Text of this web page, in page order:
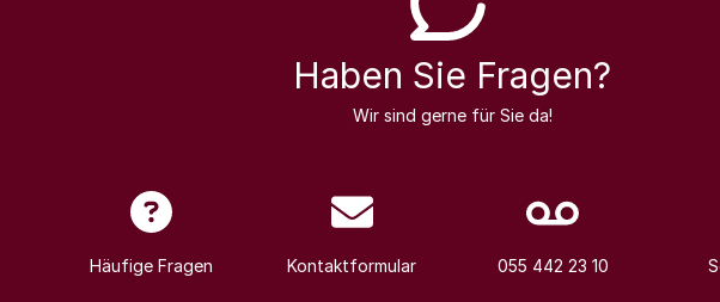
Haben Sie Fragen?
Wir sind gerne für Sie da!
Häufige Fragen Kontaktformular 055 442 23 10